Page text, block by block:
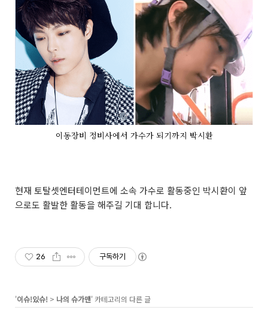
이동장비 정비사에서 가수가 되기까지 박시환
현재 토탈셋엔터테이먼트에 소속 가수로 활동중인 박시환이 앞
으로도 활발한 활동을 해주길 기대 합니다.
26 구독하기
'이슈!있슈! > 나의 슈가맨' 카테고리의 다른 글